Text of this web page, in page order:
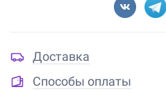
Доставка
Способы оплаты